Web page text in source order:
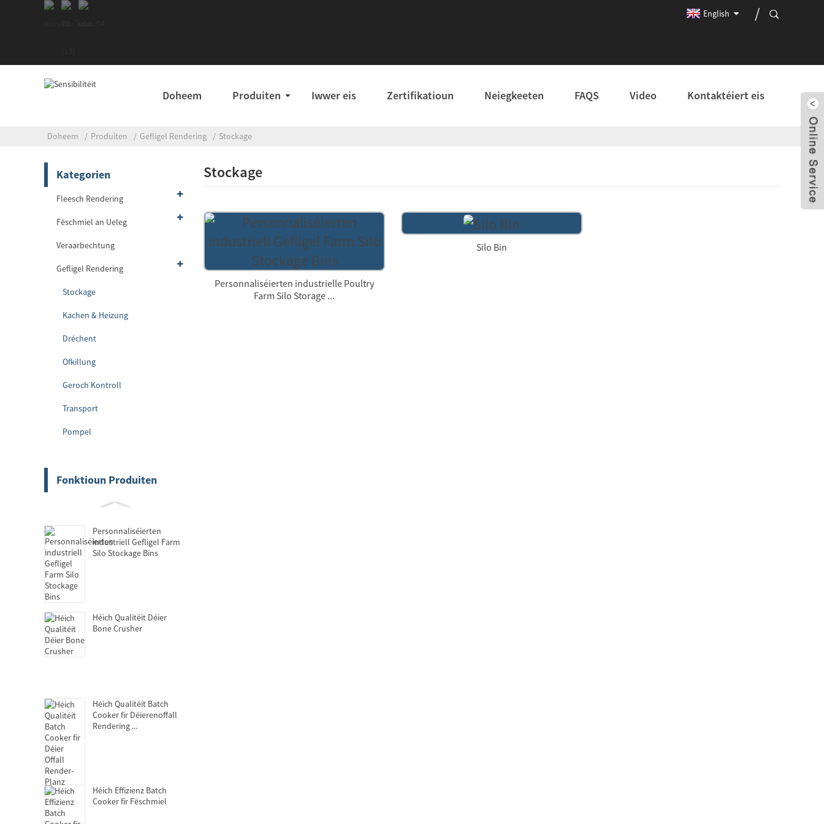
English
Doheem Produiten Iwwer eis Zertifikatioun Neiegkeeten FAQS Video Kontaktéiert eis
Doheem Produiten Gefligel Rendering Stockage
Kategorien
Fleesch Rendering
Fëschmiel an Ueleg
Veraarbechtung
Gefligel Rendering
Stockage
Kachen & Heizung
Dréchent
Ofkillung
Geroch Kontroll
Transport
Pompel
Fonktioun Produiten
Personnaliséierten
industriell Gefligel Farm
Silo Stockage Bins
Héich Qualitéit Déier
Bone Crusher
Héich Qualitéit Batch
Cooker fir Déierenoffall
Rendering ...
Héich Effizienz Batch
Cooker fir Fëschmiel
Stockage
Personnaliséierten industrielle Poultry
Farm Silo Storage ...
Silo Bin